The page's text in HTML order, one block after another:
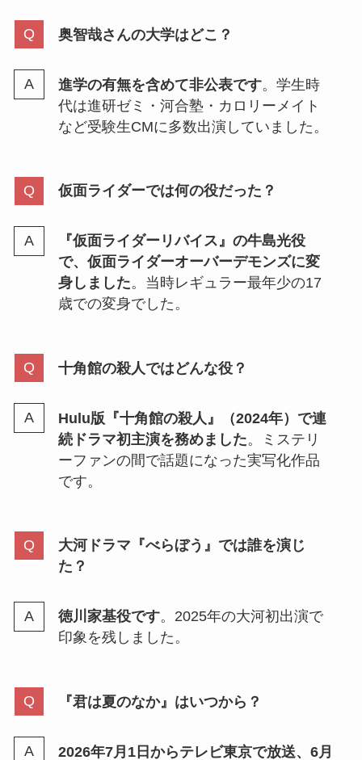
奥智哉さんの大学はどこ？
進学の有無を含めて非公表です。学生時
代は進研ゼミ・河合塾・カロリーメイト
など受験生CMに多数出演していました。
仮面ライダーでは何の役だった？
『仮面ライダーリバイス』の牛島光役
で、仮面ライダーオーバーデモンズに変
身しました。当時レギュラー最年少の17
歳での変身でした。
十角館の殺人ではどんな役？
Hulu版『十角館の殺人』（2024年）で連
続ドラマ初主演を務めました。ミステリ
ーファンの間で話題になった実写化作品
です。
大河ドラマ『べらぼう』では誰を演じ
た？
徳川家基役です。2025年の大河初出演で
印象を残しました。
『君は夏のなか』はいつから？
2026年7月1日からテレビ東京で放送、6月